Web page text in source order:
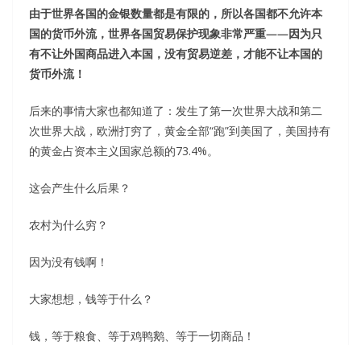
由于世界各国的金银数量都是有限的，所以各国都不允许本
国的货币外流，世界各国贸易保护现象非常严重——因为只
有不让外国商品进入本国，没有贸易逆差，才能不让本国的
货币外流！
后来的事情大家也都知道了：发生了第一次世界大战和第二
次世界大战，欧洲打穷了，黄金全部“跑”到美国了，美国持有
的黄金占资本主义国家总额的73.4%。
这会产生什么后果？
农村为什么穷？
因为没有钱啊！
大家想想，钱等于什么？
钱，等于粮食、等于鸡鸭鹅、等于一切商品！